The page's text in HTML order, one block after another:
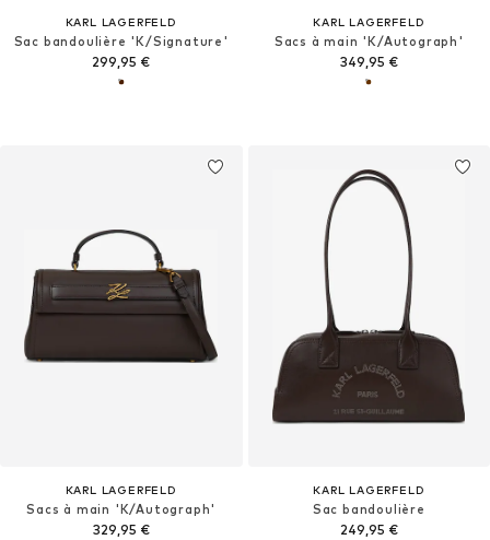
KARL LAGERFELD
Sac bandoulière 'K/Signature'
299,95 €
KARL LAGERFELD
Sacs à main 'K/Autograph'
349,95 €
KARL LAGERFELD
Sacs à main 'K/Autograph'
329,95 €
KARL LAGERFELD
Sac bandoulière
249,95 €